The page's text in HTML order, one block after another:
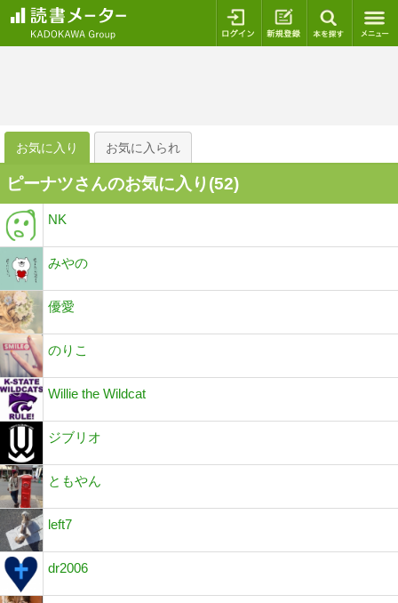
ログイン 新規登録
お気に入り お気に入られ
ピーナツさんのお気に入り(52)
NK
みやの
優愛
のりこ
Willie the Wildcat
ジブリオ
ともやん
left7
dr2006